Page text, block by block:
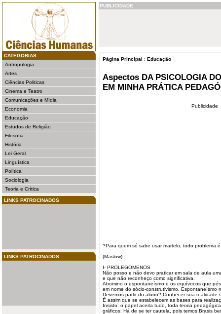
CATEGORIAS
Antropologia
Artes
Ciências Politicas
Cinema e Teatro
Comunicações e Mídia
Economia
Educação
Estudos de Religião
Filosofia
História
Lei Geral
Linguística
Política
Sociologia
Teoria e Crítica
LINKS PATROCINADOS
LINKS PATROCINADOS
PUBLICIDADE
Página Principal : Educação
Aspectos DA PSICOLOGIA
EM MINHA PRÁTICA
Publicidade
?Para quem só sabe usar martelo, todo problema
(Maslow)
I- PROLEGOMENOS
Não posso e não devo praticar em sala de aula
e que não reconheço como significativa.
Abomino o espontaneísmo e os equívocos que
em nome do sócio-construtivismo.
Devemos partir do aluno? Conhecer sua realidade
É assim que se estabelecem as bases para
Insisto: o papel aceita tudo, toda teoria
gráficos. Há de se ter cautela, pois temos Brasis